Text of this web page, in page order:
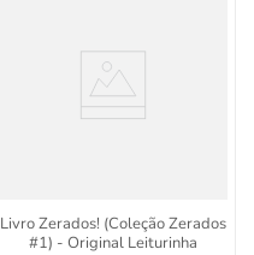
Livro Zerados! (Coleção Zerados
#1) - Original Leiturinha